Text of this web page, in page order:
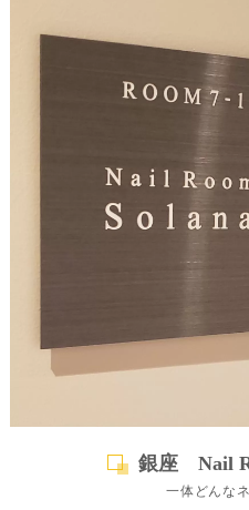
銀座 Nail
一体どんな